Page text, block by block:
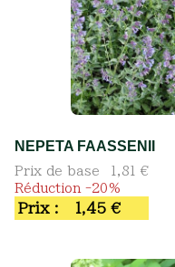
NEPETA FAASSENII
Prix de base
1,81 €
Réduction -20%
Prix : 1,45 €